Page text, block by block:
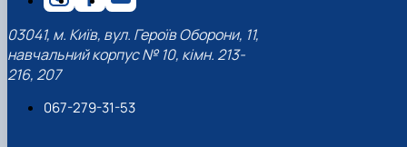
03041, м. Київ, вул. Героїв Оборони, 11,
навчальний корпус № 10, кімн. 213-
216, 207
067-279-31-53